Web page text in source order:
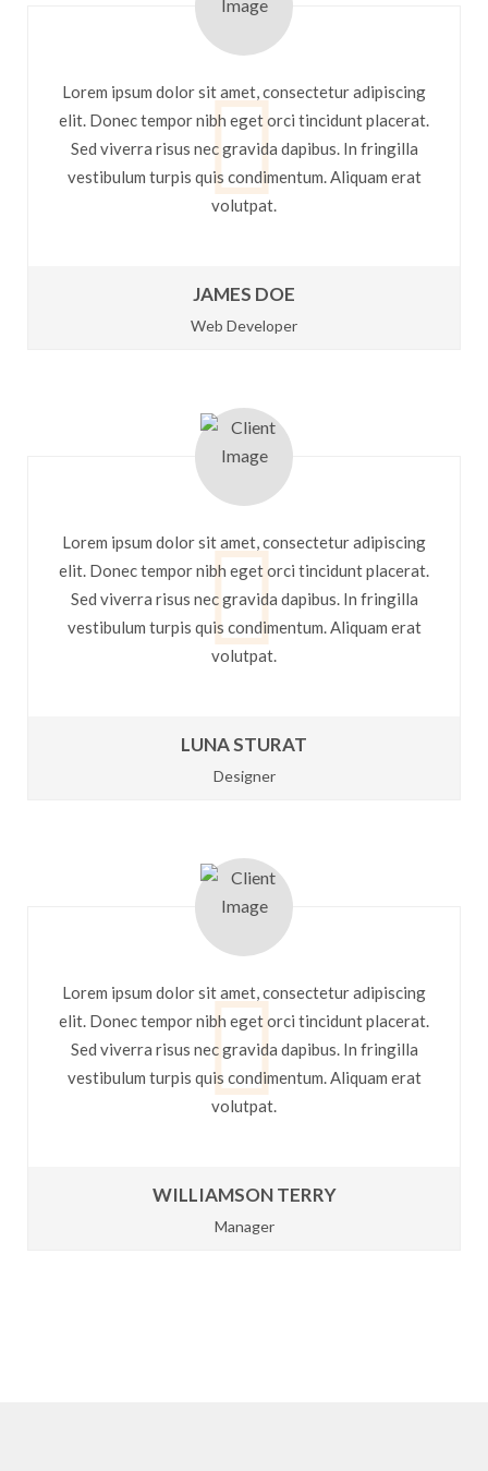
Lorem ipsum dolor sit amet, consectetur adipiscing
elit. Donec tempor nibh eget orci tincidunt placerat.
Sed viverra risus nec gravida dapibus. In fringilla
vestibulum turpis quis condimentum. Aliquam erat
volutpat.
JAMES DOE
Web Developer
Lorem ipsum dolor sit amet, consectetur adipiscing
elit. Donec tempor nibh eget orci tincidunt placerat.
Sed viverra risus nec gravida dapibus. In fringilla
vestibulum turpis quis condimentum. Aliquam erat
volutpat.
LUNA STURAT
Designer
Lorem ipsum dolor sit amet, consectetur adipiscing
elit. Donec tempor nibh eget orci tincidunt placerat.
Sed viverra risus nec gravida dapibus. In fringilla
vestibulum turpis quis condimentum. Aliquam erat
volutpat.
WILLIAMSON TERRY
Manager